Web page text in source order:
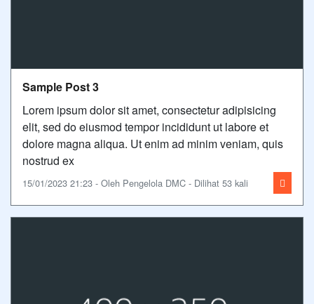
Sample Post 3
Lorem ipsum dolor sit amet, consectetur adipisicing
elit, sed do eiusmod tempor incididunt ut labore et
dolore magna aliqua. Ut enim ad minim veniam, quis
nostrud ex
15/01/2023 21:23 - Oleh Pengelola DMC - Dilihat 53 kali